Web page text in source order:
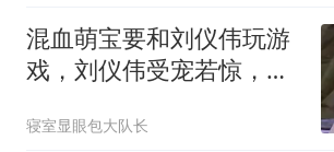
混血萌宝要和刘仪伟玩游
戏，刘仪伟受宠若惊，不
寝室显眼包大队长